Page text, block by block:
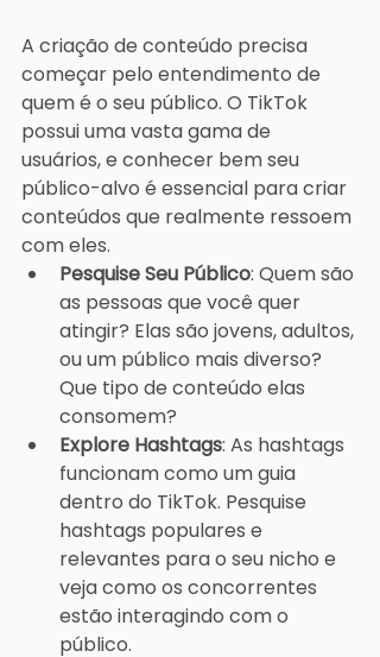
A criação de conteúdo precisa
começar pelo entendimento de
quem é o seu público. O TikTok
possui uma vasta gama de
usuários, e conhecer bem seu
público-alvo é essencial para criar
conteúdos que realmente ressoem
com eles.
Pesquise Seu Público: Quem são
as pessoas que você quer
atingir? Elas são jovens, adultos,
ou um público mais diverso?
Que tipo de conteúdo elas
consomem?
Explore Hashtags: As hashtags
funcionam como um guia
dentro do TikTok. Pesquise
hashtags populares e
relevantes para o seu nicho e
veja como os concorrentes
estão interagindo com o
público.